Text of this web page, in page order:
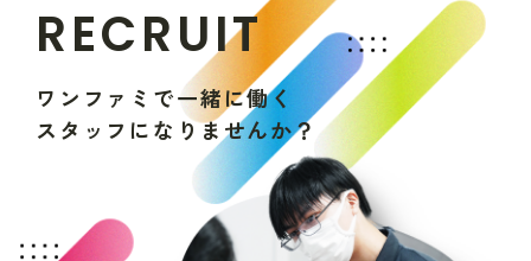
RECRUIT
ワ ン フ ァ ミ で一緒に働く
ス タ ッ フ にな りま せんか？